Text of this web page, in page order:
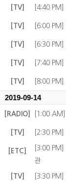
[TV] [4:40
[TV] [6:00
[TV] [6:30
[TV] [7:40
[TV] [8:00
2019-09-14
[RADIO] [1:00
[TV] [2:30
[ETC]
[3:00
관
[TV] [3:30